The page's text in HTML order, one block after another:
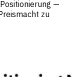
—
zu